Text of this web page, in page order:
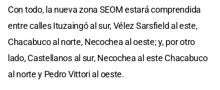
Con todo, la nueva zona SEOM estará comprendida
entre calles Ituzaingó al sur, Vélez Sarsfield al este,
Chacabuco al norte, Necochea al oeste; y, por otro
lado, Castellanos al sur, Necochea al este Chacabuco
al norte y Pedro Vittori al oeste.